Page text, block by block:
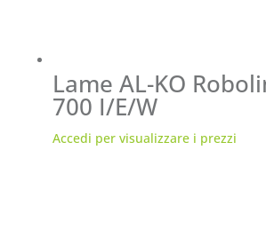
Lame AL-KO
700 I/E/W
Accedi per visualizzare i prezzi